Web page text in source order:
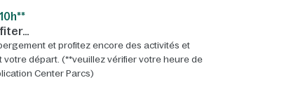
et profitez encore des activités et
départ. (**veuillez vérifier votre heure de
Center Parcs)